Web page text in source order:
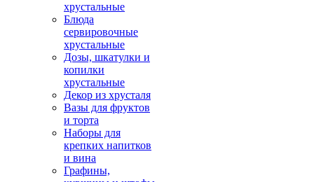
хрустальные
Блюда
сервировочные
хрустальные
Дозы, шкатулки и
копилки
хрустальные
Декор из хрусталя
Вазы для фруктов
и торта
Наборы для
крепких напитков
и вина
Графины,